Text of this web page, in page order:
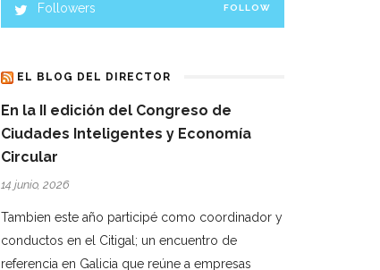
Followers FOLLOW
EL BLOG DEL DIRECTOR
En la II edición del Congreso de
Ciudades Inteligentes y Economía
Circular
14 junio, 2026
Tambien este año participé como coordinador y
conductos en el Citigal; un encuentro de
referencia en Galicia que reúne a empresas